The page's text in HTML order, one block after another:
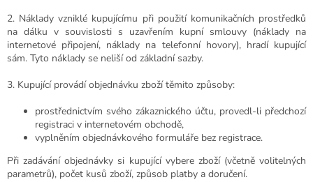
2. Náklady vzniklé kupujícímu při použití komunikačních prostředků
na dálku v souvislosti s uzavřením kupní smlouvy (náklady na
internetové připojení, náklady na telefonní hovory), hradí kupující
sám. Tyto náklady se neliší od základní sazby.
3. Kupující provádí objednávku zboží těmito způsoby:
prostřednictvím svého zákaznického účtu, provedl-li předchozí
registraci v internetovém obchodě,
vyplněním objednávkového formuláře bez registrace.
Při zadávání objednávky si kupující vybere zboží (včetně volitelných
parametrů), počet kusů zboží, způsob platby a doručení.